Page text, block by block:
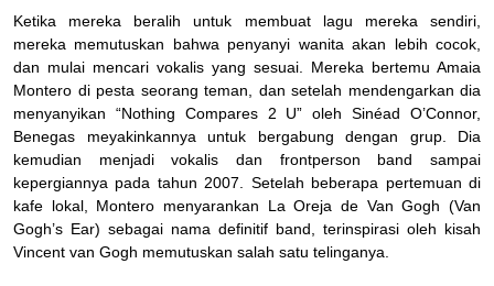
Ketika mereka beralih untuk membuat lagu mereka sendiri,
mereka memutuskan bahwa penyanyi wanita akan lebih cocok,
dan mulai mencari vokalis yang sesuai. Mereka bertemu Amaia
Montero di pesta seorang teman, dan setelah mendengarkan dia
menyanyikan “Nothing Compares 2 U” oleh Sinéad O’Connor,
Benegas meyakinkannya untuk bergabung dengan grup. Dia
kemudian menjadi vokalis dan frontperson band sampai
kepergiannya pada tahun 2007. Setelah beberapa pertemuan di
kafe lokal, Montero menyarankan La Oreja de Van Gogh (Van
Gogh’s Ear) sebagai nama definitif band, terinspirasi oleh kisah
Vincent van Gogh memutuskan salah satu telinganya.